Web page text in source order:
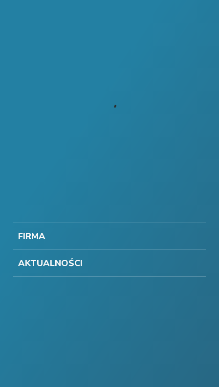
FIRMA
AKTUALNOŚCI